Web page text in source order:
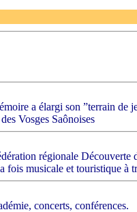
a élargi son ”terrain de
Vosges Saônoises
régionale Découverte
fois musicale et touristique à
concerts, conférences.